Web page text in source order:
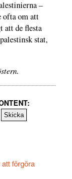
–
ofta om att
de flesta
stat,
förgöra